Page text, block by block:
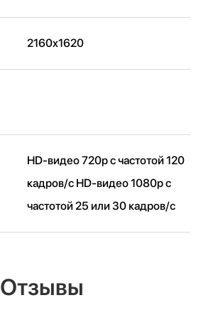
2160x1620
HD-видео 720p с частотой 120
кадров/ с HD-видео 1080p с
частотой 25 или 30 кадров/ с
Отзывы